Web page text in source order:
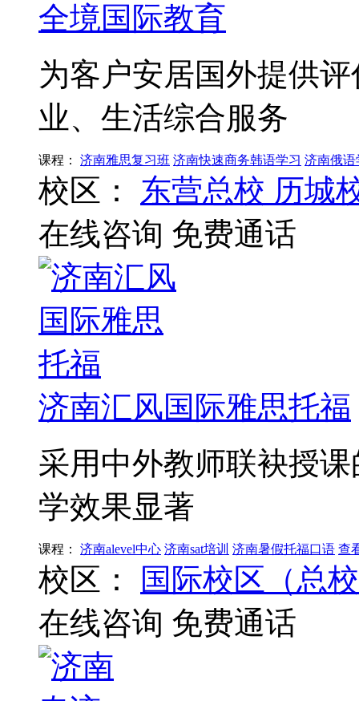
全境国际教育
为客户安居国外提供
业、生活综合服务
课程： 济南雅思复习班 济南快速商务韩语学习 济南俄语
校区： 东营总校 历城
在线咨询 免费通话
济南汇风国际雅思托福
采用中外教师联袂授
学效果显著
课程： 济南alevel中心 济南sat培训 济南暑假托福口语 查
校区：
国际校区（总
在线咨询 免费通话